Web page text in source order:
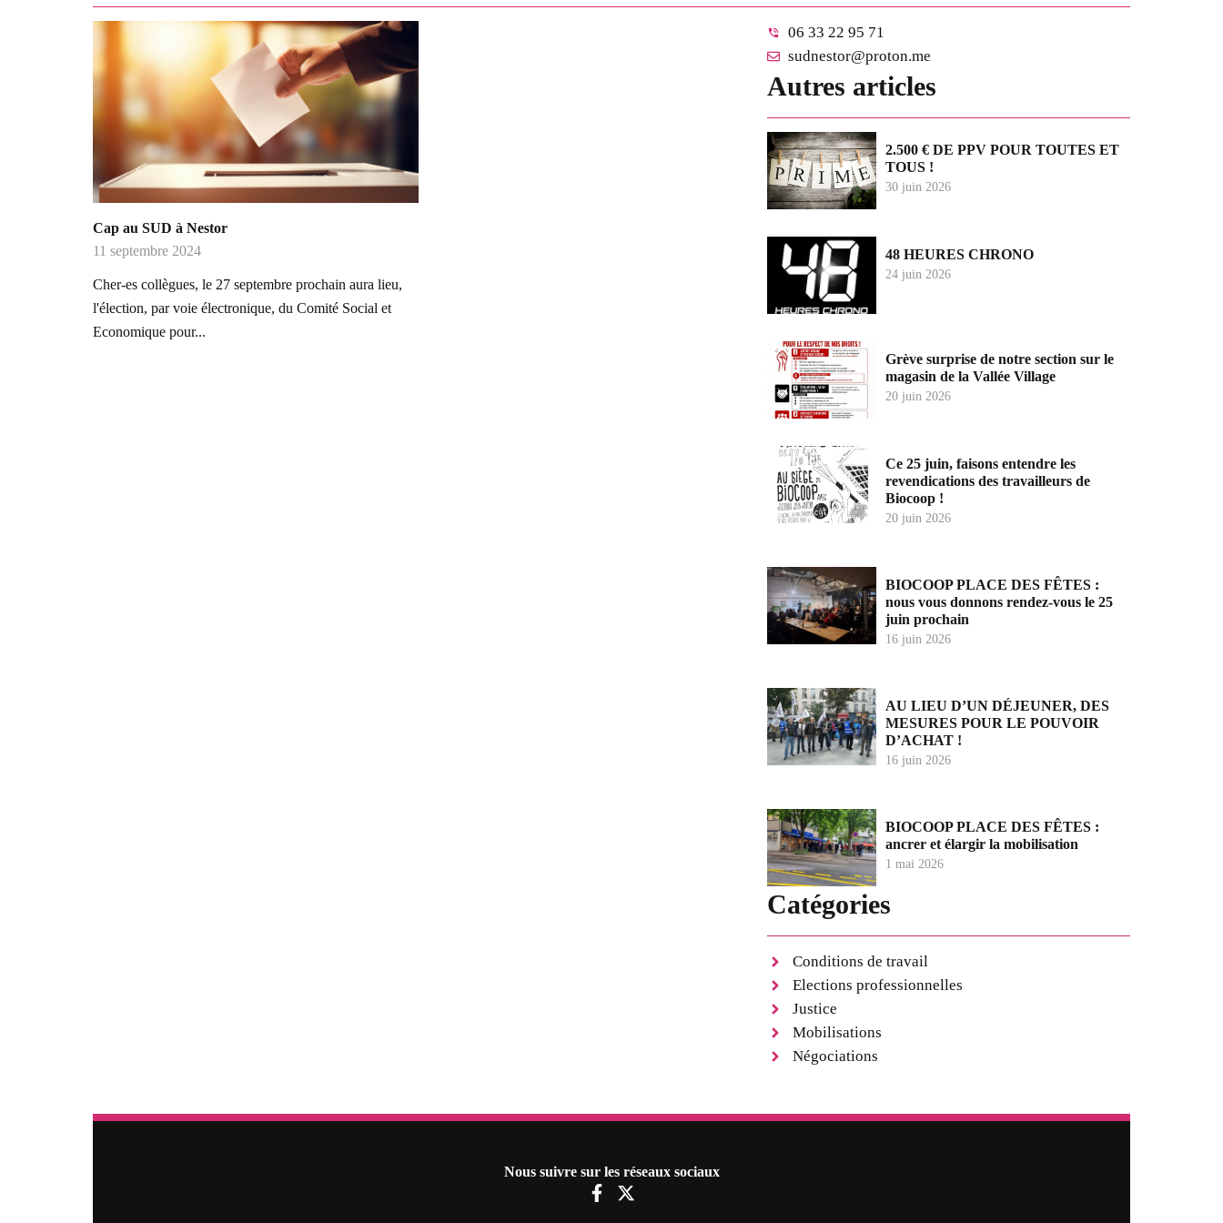
Cap au SUD à Nestor
11 septembre 2024
Cher-es collègues, le 27 septembre prochain aura lieu,
l'élection, par voie électronique, du Comité Social et
Economique pour...
06 33 22 95 71
sudnestor@proton.me
Autres articles
Catégories
Conditions de travail
Elections professionnelles
Justice
Mobilisations
Négociations
2.500 € DE PPV POUR TOUTES ET
TOUS !
30 juin 2026
48 HEURES CHRONO
24 juin 2026
Grève surprise de notre section sur le
magasin de la Vallée Village
20 juin 2026
Ce 25 juin, faisons entendre les
revendications des travailleurs de
Biocoop !
20 juin 2026
BIOCOOP PLACE DES FÊTES :
nous vous donnons rendez-vous le 25
juin prochain
16 juin 2026
AU LIEU D’UN DÉJEUNER, DES
MESURES POUR LE POUVOIR
D’ACHAT !
16 juin 2026
BIOCOOP PLACE DES FÊTES :
ancrer et élargir la mobilisation
1 mai 2026
Nous suivre sur les réseaux sociaux
F
a
X
-